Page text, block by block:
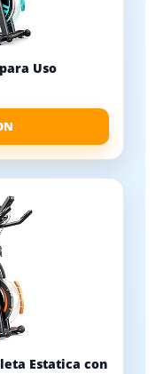
Uso
Estatica con